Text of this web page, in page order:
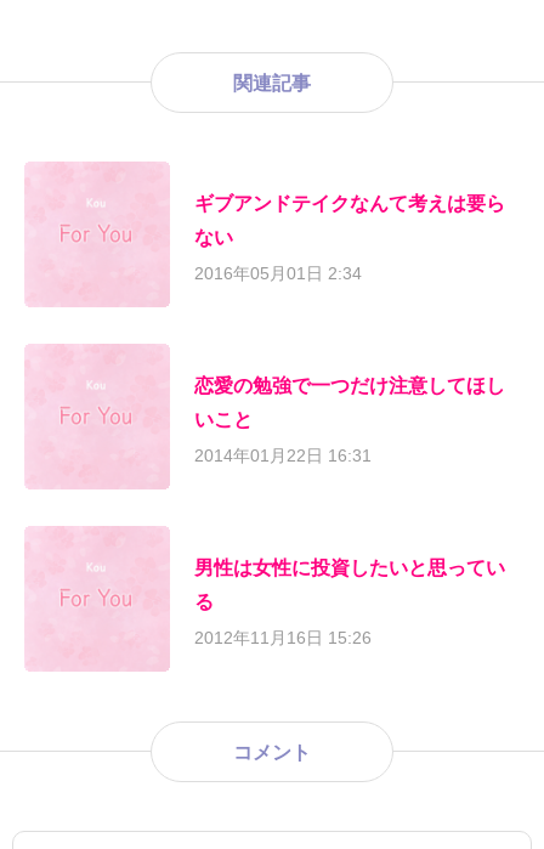
関連記事
ギブアンドテイクなんて考えは要ら
ない
2016年05月01日 2:34
恋愛の勉強で一つだけ注意してほし
いこと
2014年01月22日 16:31
男性は女性に投資したいと思ってい
る
2012年11月16日 15:26
コメント